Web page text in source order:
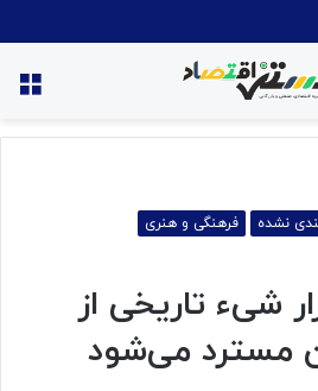
زد
نشده
فرهنگی و هنری
۲۰ هزار شیء تاریخی از
مسترد می‌شود